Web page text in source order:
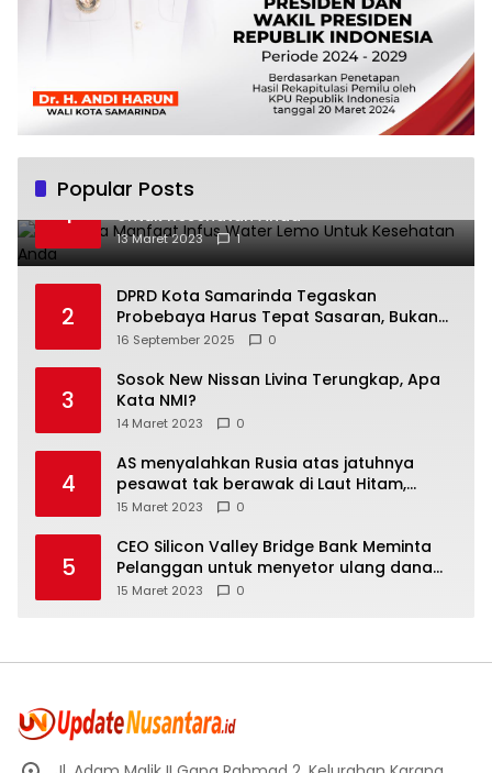
Popular Posts
1
Beberapa Manfaat Infus Water Lemo
Untuk Kesehatan Anda
13 Maret 2023 1
2
DPRD Kota Samarinda Tegaskan
Probebaya Harus Tepat Sasaran, Bukan
Hanya Infrastruktur Semata
16 September 2025 0
3
Sosok New Nissan Livina Terungkap, Apa
Kata NMI?
14 Maret 2023 0
4
AS menyalahkan Rusia atas jatuhnya
pesawat tak berawak di Laut Hitam,
Moskow menyangkal
15 Maret 2023 0
5
CEO Silicon Valley Bridge Bank Meminta
Pelanggan untuk menyetor ulang dana
Mereka
15 Maret 2023 0